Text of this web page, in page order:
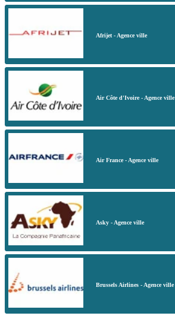
Afrijet - Agence ville
Air Côte d'Ivoire - Agence ville
Air France - Agence ville
Asky - Agence ville
Brussels Airlines - Agence ville